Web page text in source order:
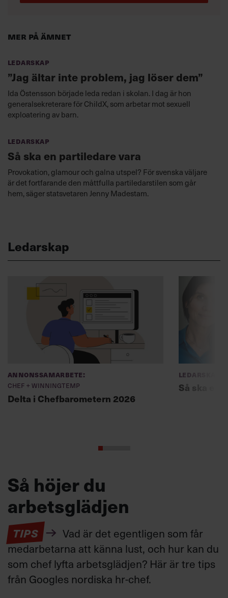
Mer på ämnet
Ledarskap
”Jag ältar inte problem, jag löser dem”
Ida Östensson började leda redan i skolan. I dag är hon
generalsekreterare för ChildX, som arbetar mot sexuell
exploatering av barn.
Ledarskap
Så ska en partiledare vara
Provokation, glamour och galna utspel? För svenska väljare
är det fortfarande den måttfulla partiledarstilen som går
hem, säger statsvetaren Jenny Madestam.
Ledarskap
Annonssamarbete:
Chef + Winningtemp
Delta i Chefbarometern 2026
Ledarskap
Så ska en
Så höjer du
arbetsglädjen
TIPS
Vad är det egentligen som får
medarbetarna att känna lust, och hur kan du
som chef lyfta arbetsglädjen? Här är tre tips
från Googles nordiska hr-chef.